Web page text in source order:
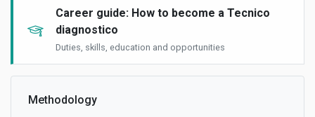
Career guide: How to become a Tecnico
diagnostico
Duties, skills, education and opportunities
Methodology